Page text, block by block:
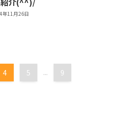
年11月26日
4 5 ... 9